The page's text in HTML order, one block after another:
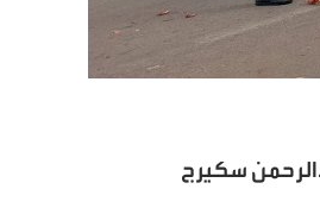
سكيرج